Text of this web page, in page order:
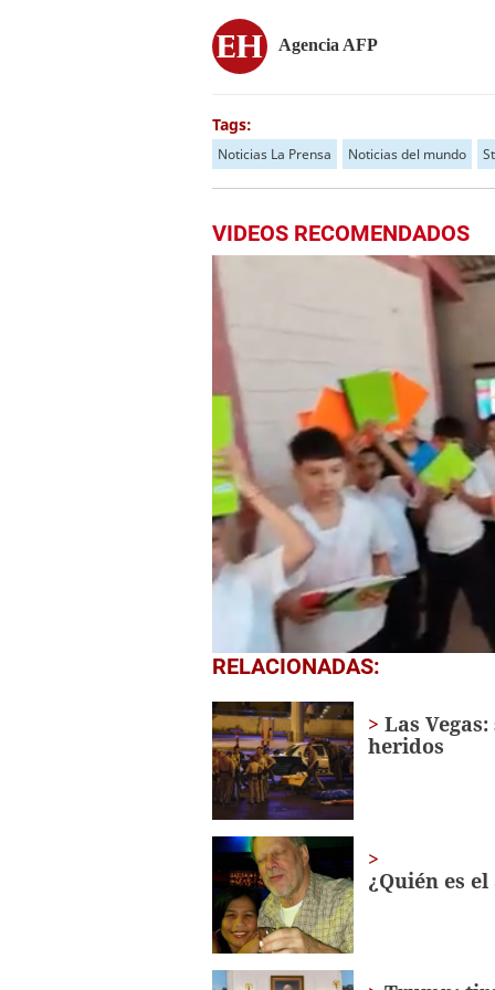
Agencia AFP
Tags:
Noticias La Prensa Noticias del mundo
VIDEOS RECOMENDADOS
0
seconds
1
minute,
56
secondsVolume
0%
RELACIONADAS:
Las
heridos
¿Quién es